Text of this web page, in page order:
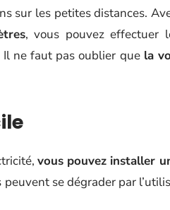
sur les petites distances.
, vous pouvez effectuer
ne faut pas oublier que la
vous pouvez installer
se dégrader par